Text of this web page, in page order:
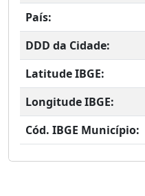
País:
DDD da Cidade:
Latitude IBGE:
Longitude IBGE:
Cód. IBGE Município: